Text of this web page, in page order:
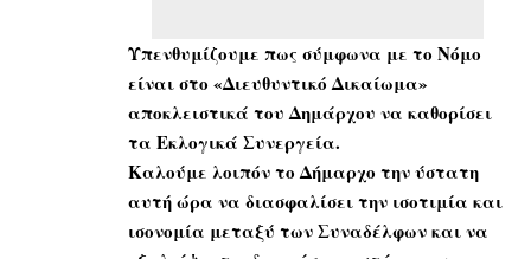
Υπενθυμίζουμε πως σύμφωνα με το Νόμο
είναι στο «Διευθυντικό Δικαίωμα»
αποκλειστικά του Δημάρχου να καθορίσει
τα Εκλογικά Συνεργεία.
Καλούμε λοιπόν το Δήμαρχο την ύστατη
αυτή ώρα να διασφαλίσει την ισοτιμία και
ισονομία μεταξύ των Συναδέλφων και να